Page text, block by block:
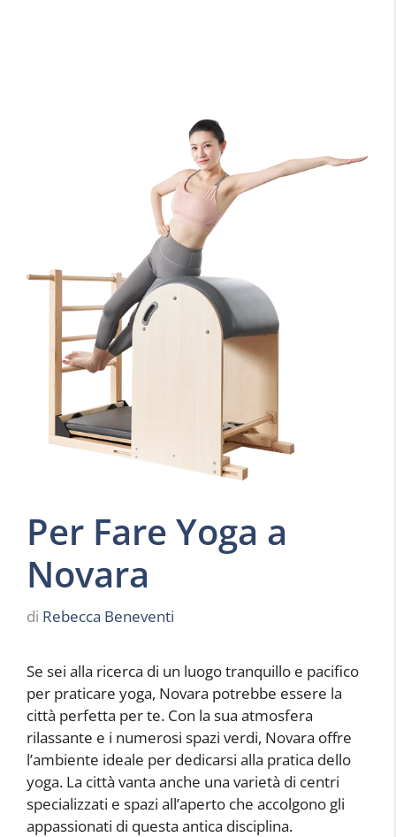
Per Fare Yoga a
Novara
di Rebecca Beneventi
Se sei alla ricerca di un luogo tranquillo e pacifico
per praticare yoga, Novara potrebbe essere la
città perfetta per te. Con la sua atmosfera
rilassante e i numerosi spazi verdi, Novara offre
l’ambiente ideale per dedicarsi alla pratica dello
yoga. La città vanta anche una varietà di centri
specializzati e spazi all’aperto che accolgono gli
appassionati di questa antica disciplina.